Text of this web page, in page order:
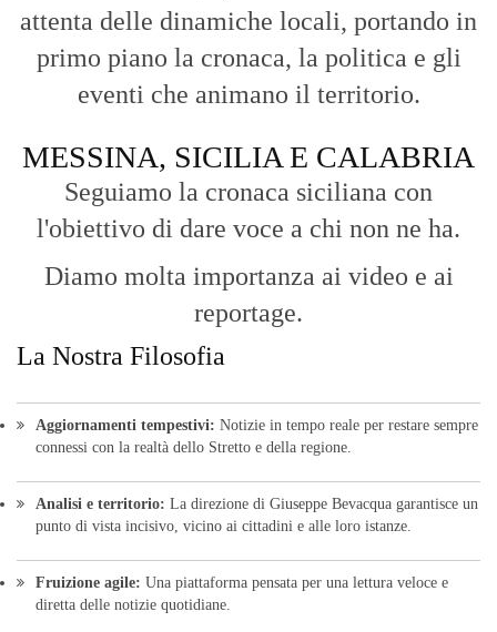
attenta delle dinamiche locali, portando in
primo piano la cronaca, la politica e gli
eventi che animano il territorio.
MESSINA, SICILIA E CALABRIA
Seguiamo la cronaca siciliana con
l'obiettivo di dare voce a chi non ne ha.
Diamo molta importanza ai video e ai
reportage.
La Nostra Filosofia
Aggiornamenti tempestivi: Notizie in tempo reale per restare sempre
connessi con la realtà dello Stretto e della regione.
Analisi e territorio: La direzione di Giuseppe Bevacqua garantisce un
punto di vista incisivo, vicino ai cittadini e alle loro istanze.
Fruizione agile: Una piattaforma pensata per una lettura veloce e
diretta delle notizie quotidiane.